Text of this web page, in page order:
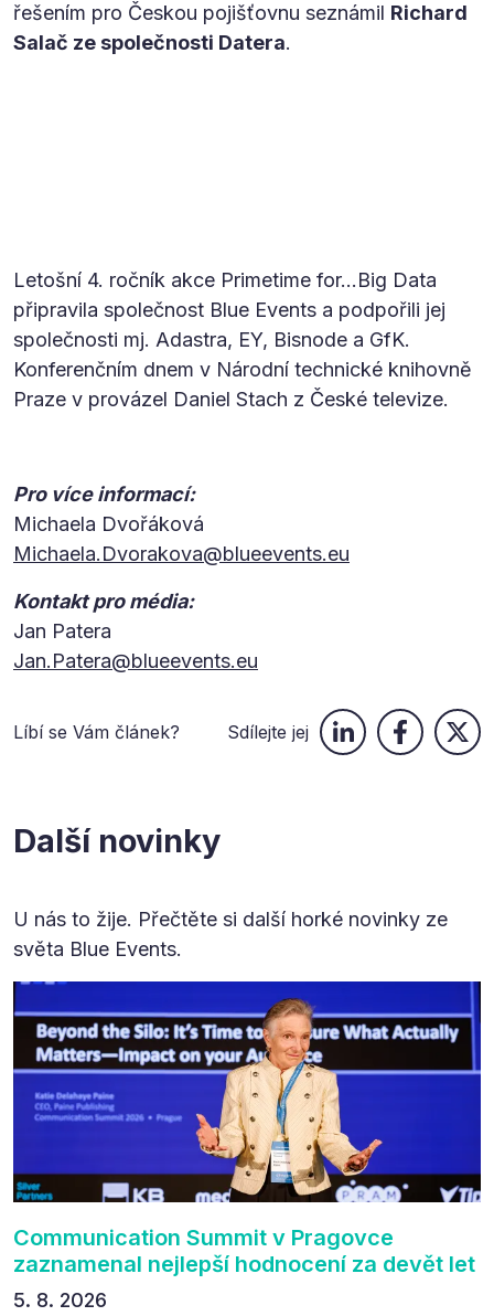
řešením pro Českou pojišťovnu seznámil Richard
Salač ze společnosti Datera.
Letošní 4. ročník akce Primetime for…Big Data
připravila společnost Blue Events a podpořili jej
společnosti mj. Adastra, EY, Bisnode a GfK.
Konferenčním dnem v Národní technické knihovně
Praze v provázel Daniel Stach z České televize.
Pro více informací:
Michaela Dvořáková
Michaela.Dvorakova@blueevents.eu
Kontakt pro média:
Jan Patera
Jan.Patera@blueevents.eu
Líbí se Vám článek? Sdílejte jej
Další novinky
U nás to žije. Přečtěte si další horké novinky ze
světa Blue Events.
Communication Summit v Pragovce
zaznamenal nejlepší hodnocení za devět let
5. 8. 2026